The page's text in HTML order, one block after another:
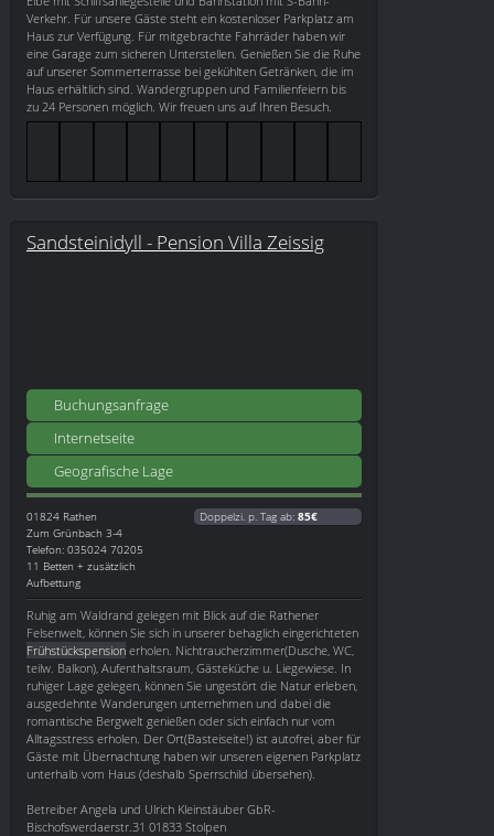
Verkehr. Für unsere Gäste steht ein kostenloser Parkplatz am
Haus zur Verfügung. Für mitgebrachte Fahrräder haben wir
eine Garage zum sicheren Unterstellen. Genießen Sie die Ruhe
auf unserer Sommerterrasse bei gekühlten Getränken, die im
Haus erhältlich sind. Wandergruppen und Familienfeiern bis
zu 24 Personen möglich. Wir freuen uns auf Ihren Besuch.
Sandsteinidyll - Pension Villa Zeissig
Buchungsanfrage
Internetseite
Geografische Lage
01824 Rathen
Zum Grünbach 3-4
Telefon: 035024 70205
11 Betten + zusätzlich
Aufbettung
Doppelzi. p. Tag ab: 85€
Ruhig am Waldrand gelegen mit Blick auf die Rathener
Felsenwelt, können Sie sich in unserer behaglich eingerichteten
Frühstückspensionerholen. Nichtraucherzimmer(Dusche, WC,
teilw. Balkon), Aufenthaltsraum, Gästeküche u. Liegewiese. In
ruhiger Lage gelegen, können Sie ungestört die Natur erleben,
ausgedehnte Wanderungen unternehmen und dabei die
romantische Bergwelt genießen oder sich einfach nur vom
Alltagsstress erholen. Der Ort(Basteiseite!) ist autofrei, aber für
Gäste mit Übernachtung haben wir unseren eigenen Parkplatz
unterhalb vom Haus (deshalb Sperrschild übersehen).
Betreiber Angela und Ulrich Kleinstäuber GbR-
Bischofswerdaerstr.31 01833 Stolpen